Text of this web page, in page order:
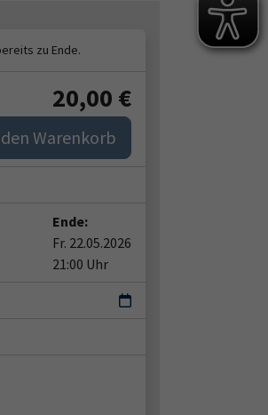
20,00 €
Warenkorb
Ende:
Fr. 22.05.2026
21:00 Uhr